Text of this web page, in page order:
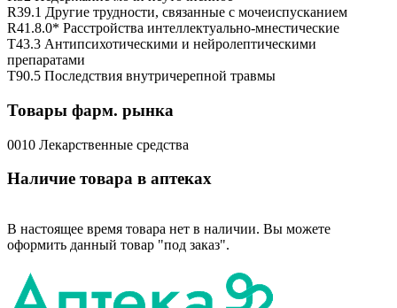
R39.1 Другие трудности, связанные с мочеиспусканием
R41.8.0* Расстройства интеллектуально-мнестические
T43.3 Антипсихотическими и нейролептическими
препаратами
T90.5 Последствия внутричерепной травмы
Товары фарм. рынка
0010 Лекарственные средства
Наличие товара в аптеках
В настоящее время товара нет в наличии. Вы можете
оформить данный товар "под заказ".